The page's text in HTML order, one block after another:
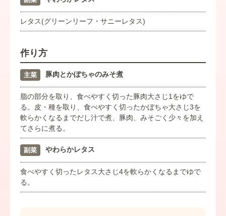
レタス(グリーンリーフ・サニーレタス)
作り方
主菜 豚肉とかぼちゃのみそ煮
脂の部分を取り、食べやすく切った豚肉大さじ1をゆで
る。皮・種を取り、食べやすく切ったかぼちゃ大さじ3を
軟らかくなるまでだし汁で煮、豚肉、みそごく少々を加え
てさらに煮る。
副菜 やわらかレタス
食べやすく切ったレタス大さじ4を軟らかくなるまでゆで
る。